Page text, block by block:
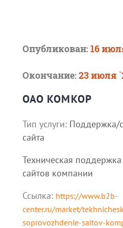
Опубликован:16
Окончание:23 июля
ОАО КОМКОР
Тип услуги: Поддержка/
сайта
Техническая
сайтов компании
Ссылка: https://www.b2b-
center.ru/market/
soprovozhdenie-saitov-